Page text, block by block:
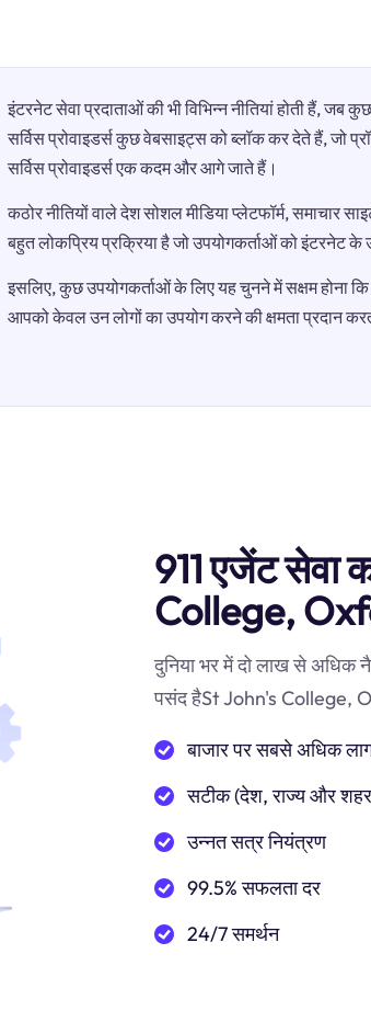
इंटरनेट सेवा प्रदाताओं की भी विभिन्न नीतियां होती हैं,
सर्विस प्रोवाइडर्स कुछ वेबसाइट्स को ब्लॉक कर देते हैं, जो
सर्विस प्रोवाइडर्स एक कदम और आगे जाते हैं।
कठोर नीतियों वाले देश सोशल मीडिया प्लेटफॉर्म, समाचार
बहुत लोकप्रिय प्रक्रिया है जो उपयोगकर्ताओं को इंटरनेट
इसलिए, कुछ उपयोगकर्ताओं के लिए यह चुनने में सक्षम होना
आपको केवल उन लोगों का उपयोग करने की क्षमता प्रदान
911 एजेंट सेवा
College,
दुनिया भर में दो लाख से
पसंद हैSt John's College,
बाजार पर सबसे अधिक
सटीक (देश, राज्य और
उन्नत सत्र नियंत्रण
99.5% सफलता दर
24/7 समर्थन